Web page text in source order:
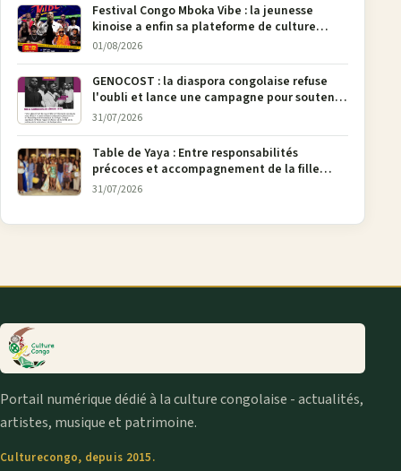
Festival Congo Mboka Vibe : la jeunesse
kinoise a enfin sa plateforme de culture
urbaine
01/08/2026
GENOCOST : la diaspora congolaise refuse
l'oubli et lance une campagne pour soutenir
la pétition FONAREV depuis Bruxelles
31/07/2026
Table de Yaya : Entre responsabilités
précoces et accompagnement de la fille
aînée, la diaspora en débat
31/07/2026
Portail numérique dédié à la culture congolaise - actualités,
artistes, musique et patrimoine.
Culturecongo, depuis 2015.